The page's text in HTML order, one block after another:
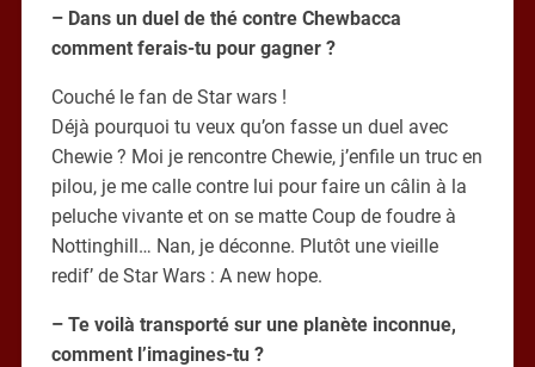
– Dans un duel de thé contre Chewbacca
comment ferais-tu pour gagner ?
Couché le fan de Star wars !
Déjà pourquoi tu veux qu’on fasse un duel avec
Chewie ? Moi je rencontre Chewie, j’enfile un truc en
pilou, je me calle contre lui pour faire un câlin à la
peluche vivante et on se matte Coup de foudre à
Nottinghill… Nan, je déconne. Plutôt une vieille
redif’ de Star Wars : A new hope.
– Te voilà transporté sur une planète inconnue,
comment l’imagines-tu ?